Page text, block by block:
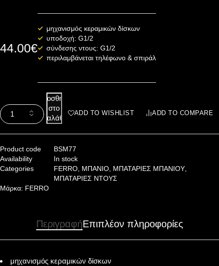
44.00€
μηχανισμός κεραμικών δίσκων
υποδοχή: G1/2
σύνδεσης ντους: G1/2
περιλαμβάνεται τηλέφωνο & σπιράλ
Προσθήκη
στο
καλάθι
ADD TO WISHLIST ADD TO COMPARE
Product code
BSM77
Availability
In stock
Categories
FERRO, ΜΠΑΝΙΟ, ΜΠΑΤΑΡΙΕΣ ΜΠΑΝΙΟΥ,
ΜΠΑΤΑΡΙΕΣ ΝΤΟΥΣ
Μάρκα: FERRO
ΠεριγραφήΕπιπλέον πληροφορίες
μηχανισμός κεραμικών δίσκων